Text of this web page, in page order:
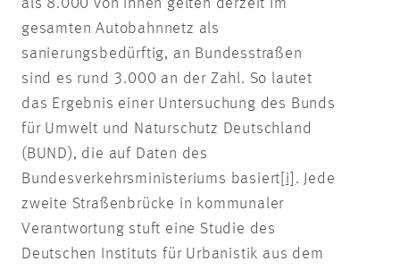
als 8.000 von ihnen gelten derzeit im
gesamten Autobahnnetz als
sanierungsbedürftig, an Bundesstraßen
sind es rund 3.000 an der Zahl. So lautet
das Ergebnis einer Untersuchung des Bunds
für Umwelt und Naturschutz Deutschland
(BUND), die auf Daten des
Bundesverkehrsministeriums basiert [i] . Jede
zweite Straßenbrücke in kommunaler
Verantwortung stuft eine Studie des
Deutschen Instituts für Urbanistik aus dem